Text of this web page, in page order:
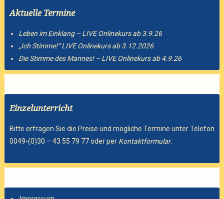
Aktuelle Termine
Leben im Einklang – LIVE Onlinekurs ab 3.9.26
„Ich Stimme!“ LIVE Onlinekurs ab 3.12.2026
Die Stimme des Mannes! – LIVE Onlinekurs ab 4.9.26
Einzelunterricht
Bitte erfragen Sie die Preise und mögliche Termine unter Telefon
0049-(0)30 – 43 55 79 77 oder per Kontaktformular.